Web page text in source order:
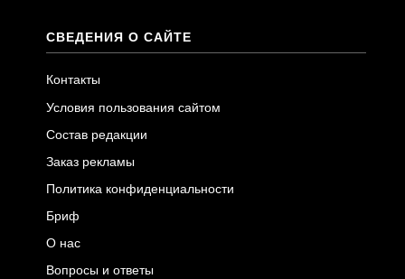
СВЕДЕНИЯ О САЙТЕ
Контакты
Условия пользования сайтом
Состав редакции
Заказ рекламы
Политика конфиденциальности
Бриф
О нас
Вопросы и ответы